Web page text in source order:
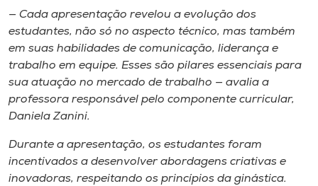
A+
A-
— Cada apresentação revelou a evolução dos
estudantes, não só no aspecto técnico, mas também
em suas habilidades de comunicação, liderança e
trabalho em equipe. Esses são pilares essenciais para
sua atuação no mercado de trabalho — avalia a
professora responsável pelo componente curricular,
Daniela Zanini.
Durante a apresentação, os estudantes foram
incentivados a desenvolver abordagens criativas e
inovadoras, respeitando os princípios da ginástica.